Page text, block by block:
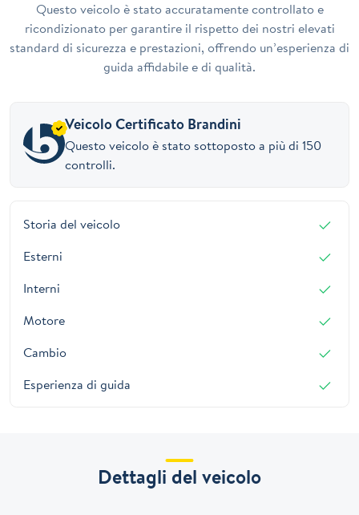
Questo veicolo è stato accuratamente controllato e
ricondizionato per garantire il rispetto dei nostri elevati
standard di sicurezza e prestazioni, offrendo un’esperienza di
guida affidabile e di qualità.
Veicolo Certificato Brandini
Questo veicolo è stato sottoposto a più di 150
controlli.
Storia del veicolo
Esterni
Interni
Motore
Cambio
Esperienza di guida
Dettagli del veicolo